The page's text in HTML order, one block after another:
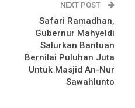
NEXT POST
Safari Ramadhan,
Gubernur Mahyeldi
Salurkan Bantuan
Bernilai Puluhan Juta
Untuk Masjid An-Nur
Sawahlunto